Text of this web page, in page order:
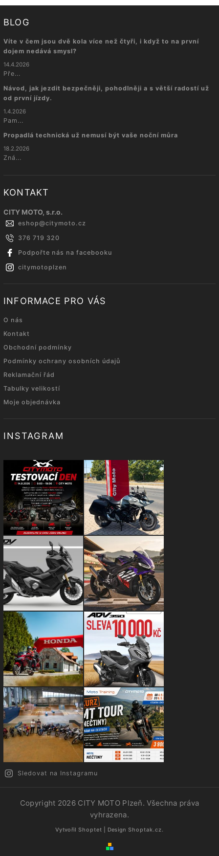
BLOG
Víte v čem jsou dvě kola více než čtyři, i když to na první
dojem nedává smysl?
14.4.2026
Pře...
Návod, jak jezdit bezpečněji, pohodlněji a s větší radostí už
od první jízdy.
1.4.2026
Pam...
Propadlá technická už nemusí být vaše noční můra
18.2.2026
Zná...
KONTAKT
CITY MOTO, s.r.o.
eshop@citymoto.cz
376 719 320
Podpořte nás na facebooku
citymotoplzen
INFORMACE PRO VÁS
O nás
Kontakt
Obchodní podmínky
Podmínky ochrany osobních údajů
Reklamační řád
Tabulky velikostí
Moje objednávka
INSTAGRAM
Sledovat na Instagramu
Copyright 2026 CITY MOTO Plzeň. Všechna práva
vyhrazena.
Vytvořil Shoptet | Design Shoptak.cz.